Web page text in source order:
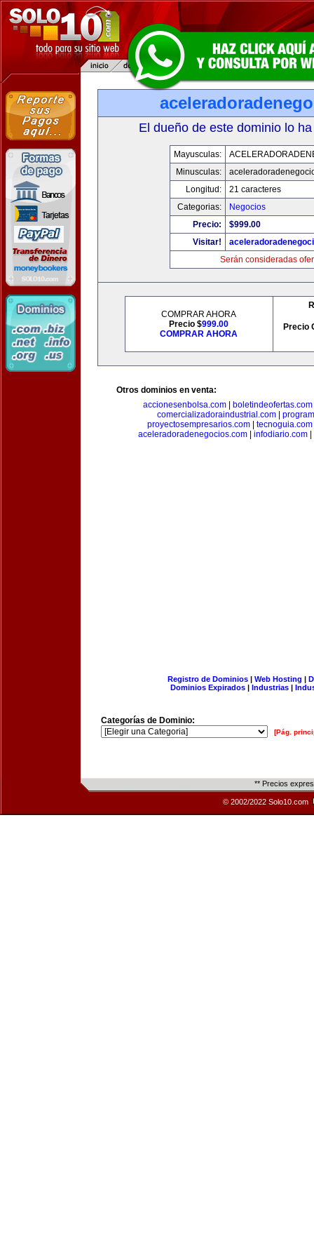
El dueño de este dominio lo
Mayusculas:
Minusculas:
Longitud:
21 caracteres
Categorias:
Negocios
Precio:
$999.00
Visitar!
Serán consideradas
COMPRAR AHORA
Precio $999.00
COMPRAR AHORA
Precio
Otros dominios en venta:
accionesenbolsa.com
boletindeofertas.com
comercializadoraindustrial.com
proyectosempresarios.com
tecnoguia.com
aceleradoradenegocios.com| infodiario.com|
Registro de Dominios| Web Hosting |
Dominios Expirados | Industrias |
Categorías de Dominio:
[Pág.
** Precios
© 2002/2022 Solo10.com